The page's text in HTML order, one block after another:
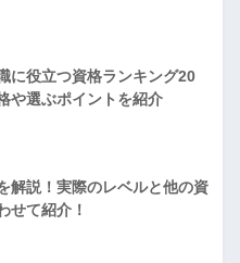
に役立つ資格ランキング20
や選ぶポイントを紹介
解説！実際のレベルと他の資
せて紹介！